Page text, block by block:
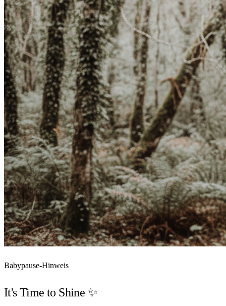
Babypause-Hinweis
It's Time to Shine ✨